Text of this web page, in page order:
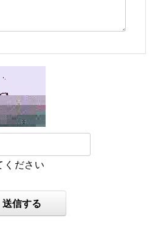
ください
送信する